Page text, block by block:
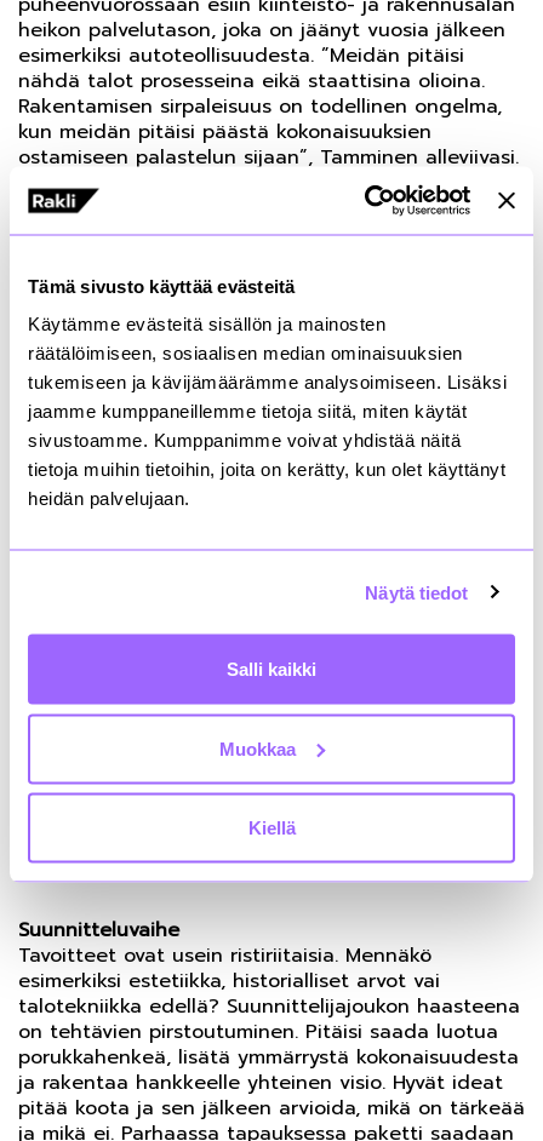
Tämä sivusto käyttää evästeitä
Käytämme evästeitä sisällön ja mainosten
räätälöimiseen, sosiaalisen median ominaisuuksien
tukemiseen ja kävijämäärämme analysoimiseen. Lisäksi
jaamme kumppaneillemme tietoja siitä, miten käytät
sivustoamme. Kumppanimme voivat yhdistää näitä
tietoja muihin tietoihin, joita on kerätty, kun olet käyttänyt
heidän palvelujaan.
Näytä tiedot
Salli kaikki
Muokkaa
Kiellä
heikon palvelutason, joka on jäänyt vuosia jälkeen
esimerkiksi autoteollisuudesta. ”Meidän pitäisi
nähdä talot prosesseina eikä staattisina olioina.
Rakentamisen sirpaleisuus on todellinen ongelma,
kun meidän pitäisi päästä kokonaisuuksien
ostamiseen palastelun sijaan”, Tamminen alleviivasi.
Jokaisen skarpattava tontillaan
Rakennusteollisuus RT:nJukka Pekkanen
urakoitsijan kannalta paras tilaaja on vaativa tilaaja.
”Laadun tekemiselle ja hyvälle suunnittelulle pitää
antaa tilaa. Laadun parantaminen on monissa
käsissä, se on yhteistyötä. Urakoitsijan näkemyksiä
kannattaa myös kuunnella, eikä edetä sokeasti
suunnitelmien mukaan, jos tämä ei ole toimivin
ratkaisu”, huomautti Jukka Pekkanen ja jatkoi:
”Rakentajan näkökulmasta tärkeää on tilaaja, joka
ymmärtää, mitä on tilaamassa, suunnittelija, joka
ymmärtää, mitä suunnittelee, ja asiantuntevat
Työpajaosuudessa pohdittiin ongelmia ja ratkaisuja
Tilaaja tarvitsee ympärilleen tiimin, joka ymmärtää
asiakkaan tarpeita, ja osaa yhdessä määritellä,
mikä on mahdollista ja mikä ei. Käyttö pitää
huomioida alusta alkaen ja palkita osapuolia
odotettua alhaisemmista ylläpitokustannuksista.
Suunnitteluvaihe
Tavoitteet ovat usein ristiriitaisia. Mennäkö
esimerkiksi estetiikka, historialliset arvot vai
talotekniikka edellä? Suunnittelijajoukon haasteena
on tehtävien pirstoutuminen. Pitäisi saada luotua
porukkahenkeä, lisätä ymmärrystä kokonaisuudesta
ja rakentaa hankkeelle yhteinen visio. Hyvät ideat
pitää koota ja sen jälkeen arvioida, mikä on tärkeää
ja mikä ei. Parhaassa tapauksessa paketti saadaan